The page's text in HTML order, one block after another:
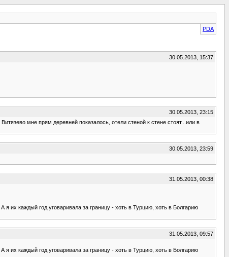
PDA
30.05.2013, 15:37
30.05.2013, 23:15
мне прям деревней показалось, отели стеной к стене стоят...или в
30.05.2013, 23:59
31.05.2013, 00:38
их каждый год уговаривала за границу - хоть в Турцию, хоть в Болгарию
31.05.2013, 09:57
их каждый год уговаривала за границу - хоть в Турцию, хоть в Болгарию